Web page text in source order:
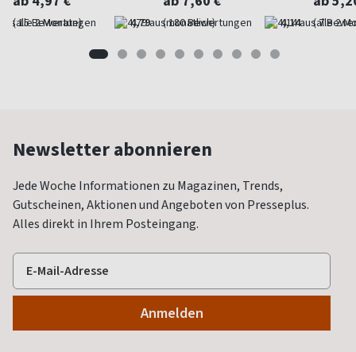
(alle 2 Monate) 4,79 (monatlich) 4,14 (alle 2
Newsletter abonnieren
Jede Woche Informationen zu Magazinen, Trends,
Gutscheinen, Aktionen und Angeboten von Presseplus.
Alles direkt in Ihrem Posteingang.